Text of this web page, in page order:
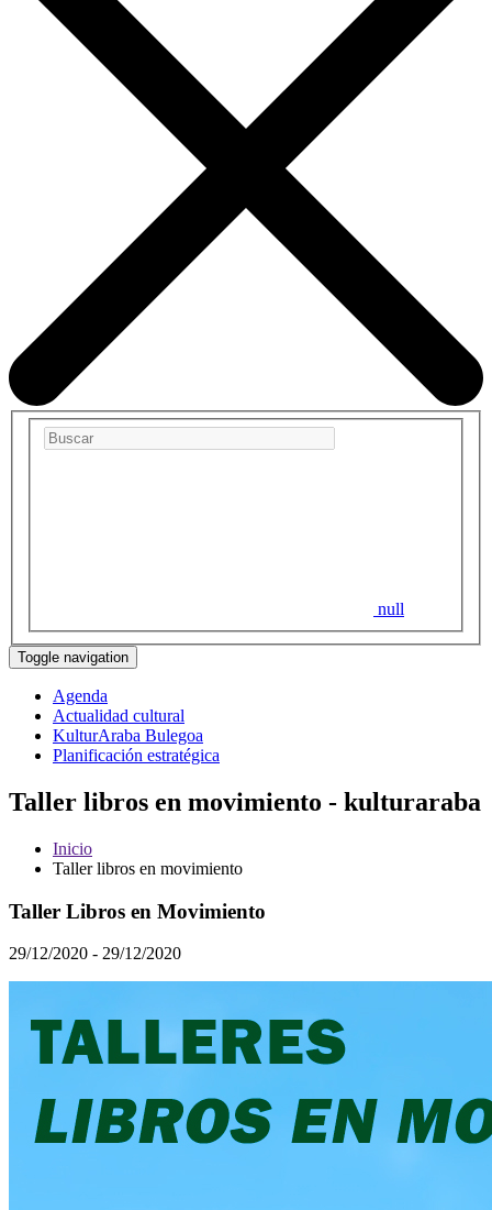
null
Toggle navigation
Agenda
Actualidad cultural
KulturAraba Bulegoa
Planificación estratégica
Taller libros en movimiento - kulturaraba
Inicio
Taller libros en movimiento
Taller Libros en Movimiento
29/12/2020 - 29/12/2020